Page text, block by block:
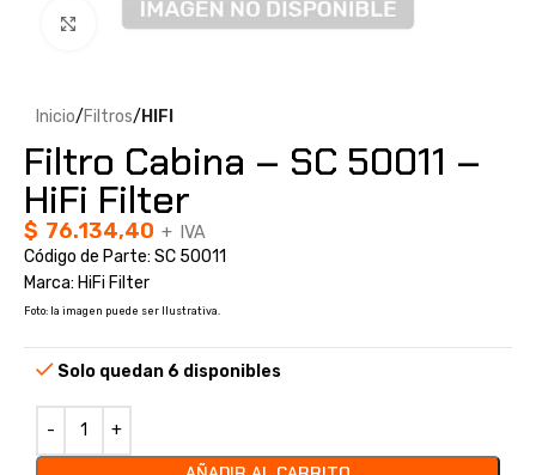
Clic para ampliar
Inicio Filtros HIFI
Filtro Cabina – SC 50011 –
HiFi Filter
$ 76.134,40 + IVA
Código de Parte: SC 50011
Marca: HiFi Filter
Foto: la imagen puede ser Ilustrativa.
Solo quedan 6 disponibles